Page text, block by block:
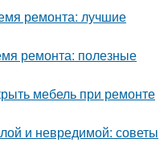
ремонта: лучшие
ремонта: полезные
мебель при ремонте
и невредимой: советы